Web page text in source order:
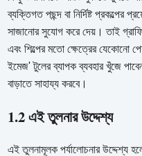
ব্যক্তিগত পছন্দ বা নির্দিষ্ট প্রকল্পের
সাজানোর সুযোগ করে দেয়। তাই
এবং শিল্পের মতো ক্ষেত্রের যেকোনো
ইমেজ' টুলের ব্যাপক ব্যবহার খুঁজে
বাড়াতে সাহায্য করবে।
1.2 এই তুলনার উদ্দেশ্য
এই তুলনামূলক পর্যালোচনার উদ্দেশ্য